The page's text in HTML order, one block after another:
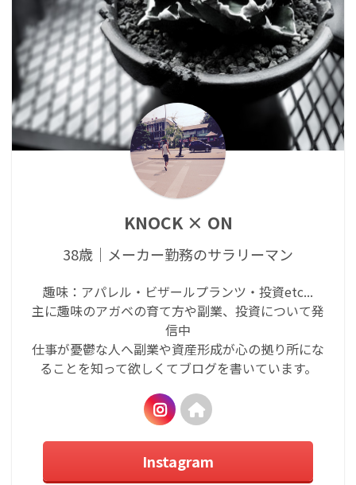
KNOCK × ON
38歳｜メーカー勤務のサラリーマン
趣味：アパレル・ビザールプランツ・投資etc...
主に趣味のアガベの育て方や副業、投資について発
信中
仕事が憂鬱な人へ副業や資産形成が心の拠り所にな
ることを知って欲しくてブログを書いています。
Instagram